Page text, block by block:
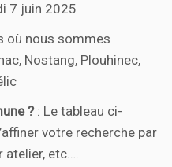
7 juin 2025
où nous sommes
Nostang, Plouhinec,
?: Le tableau ci-
votre recherche par
atelier, etc….